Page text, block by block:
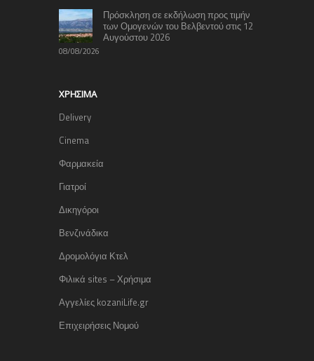
Πρόσκληση σε εκδήλωση προς τιμήν
των Ομογενών του Βελβεντού στις 12
Αυγούστου 2026
08/08/2026
ΧΡΉΣΙΜΑ
Delivery
Cinema
Φαρμακεία
Γιατροί
Δικηγόροι
Βενζινάδικα
Δρομολόγια Κτελ
Φιλικά sites – Χρήσιμα
Αγγελίες kozaniLife.gr
Επιχειρήσεις Νομού